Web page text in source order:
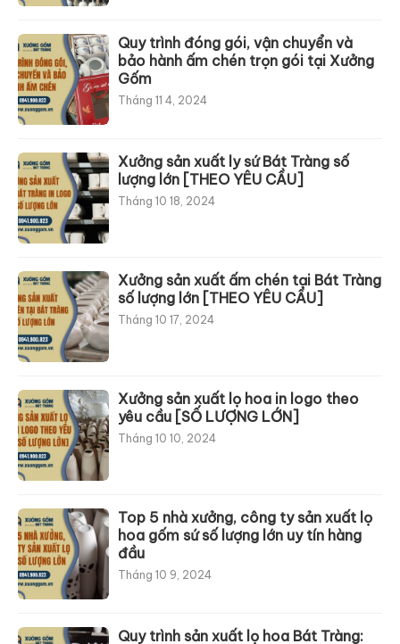
Quy trình đóng gói, vận chuyển và
bảo hành ấm chén trọn gói tại Xưởng
Gốm
Tháng 11 4, 2024
Xưởng sản xuất ly sứ Bát Tràng số
lượng lớn [THEO YÊU CẦU]
Tháng 10 18, 2024
Xưởng sản xuất ấm chén tại Bát Tràng
số lượng lớn [THEO YÊU CẦU]
Tháng 10 17, 2024
Xưởng sản xuất lọ hoa in logo theo
yêu cầu [SỐ LƯỢNG LỚN]
Tháng 10 10, 2024
Top 5 nhà xưởng, công ty sản xuất lọ
hoa gốm sứ số lượng lớn uy tín hàng
đầu
Tháng 10 9, 2024
Quy trình sản xuất lọ hoa Bát Tràng: